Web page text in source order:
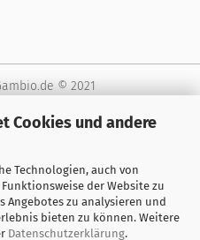
Cookies und andere
Technologien, auch von
der Website zu
Angebotes zu analysieren und
bieten zu können. Weitere
Datenschutzerklärung.
© 2021